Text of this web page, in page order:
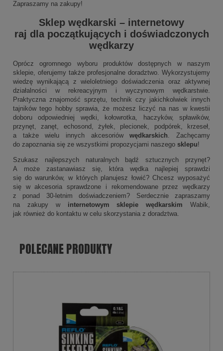
Zapraszamy na zakupy!
Sklep wędkarski – internetowy
raj dla początkujących i doświadczonych
wędkarzy
Oprócz ogromnego wyboru produktów dostępnych w naszym
sklepie, oferujemy także profesjonalne doradztwo. Wykorzystujemy
wiedzę wynikającą z wieloletniego doświadczenia oraz aktywnej
działalności w rekreacyjnym i wyczynowym wędkarstwie.
Praktyczna znajomość sprzętu, technik czy jakichkolwiek innych
tajników tego hobby sprawia, że możesz liczyć na nas w kwestii
doboru odpowiedniej wędki, kołowrotka, haczyków, spławików,
przynęt, zanęt, echosond, żyłek, plecionek, podpórek, krzeseł,
a także wielu innych akcesoriówwędkarskich . Zachęcamy
do zapoznania się ze wszystkimi propozycjami naszego sklepu!
Szukasz najlepszych naturalnych bądź sztucznych przynęt?
A może zastanawiasz się, która wędka najlepiej sprawdzi
się do warunków, w których planujesz łowić? Chcesz wyposażyć
się w akcesoria sprawdzone i rekomendowane przez wędkarzy
z ponad 30-letnim doświadczeniem? Serdecznie zapraszamy
na zakupy w internetowym sklepie wędkarskim Wabik,
jak również do kontaktu w celu skorzystania z doradztwa.
POLECANE PRODUKTY